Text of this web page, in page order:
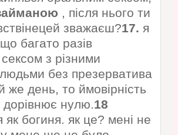
, після нього ти
зважаєш?17. я
багато разів
з різними
без презерватива
же день, то ймовірність
дорівнює нулю.18
як богиня. як це? мені не